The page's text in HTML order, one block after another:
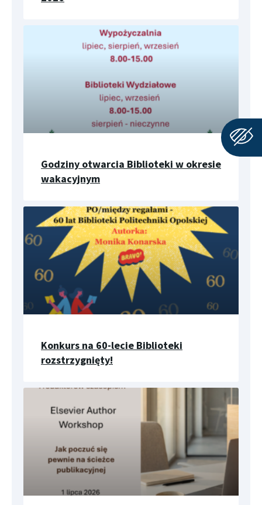
Godziny otwarcia Biblioteki w okresie
wakacyjnym
Konkurs na 60-lecie Biblioteki
rozstrzygnięty!